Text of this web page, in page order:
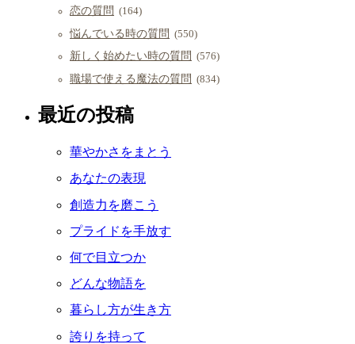
恋の質問 (164)
悩んでいる時の質問 (550)
新しく始めたい時の質問 (576)
職場で使える魔法の質問 (834)
最近の投稿
華やかさをまとう
あなたの表現
創造力を磨こう
プライドを手放す
何で目立つか
どんな物語を
暮らし方が生き方
誇りを持って